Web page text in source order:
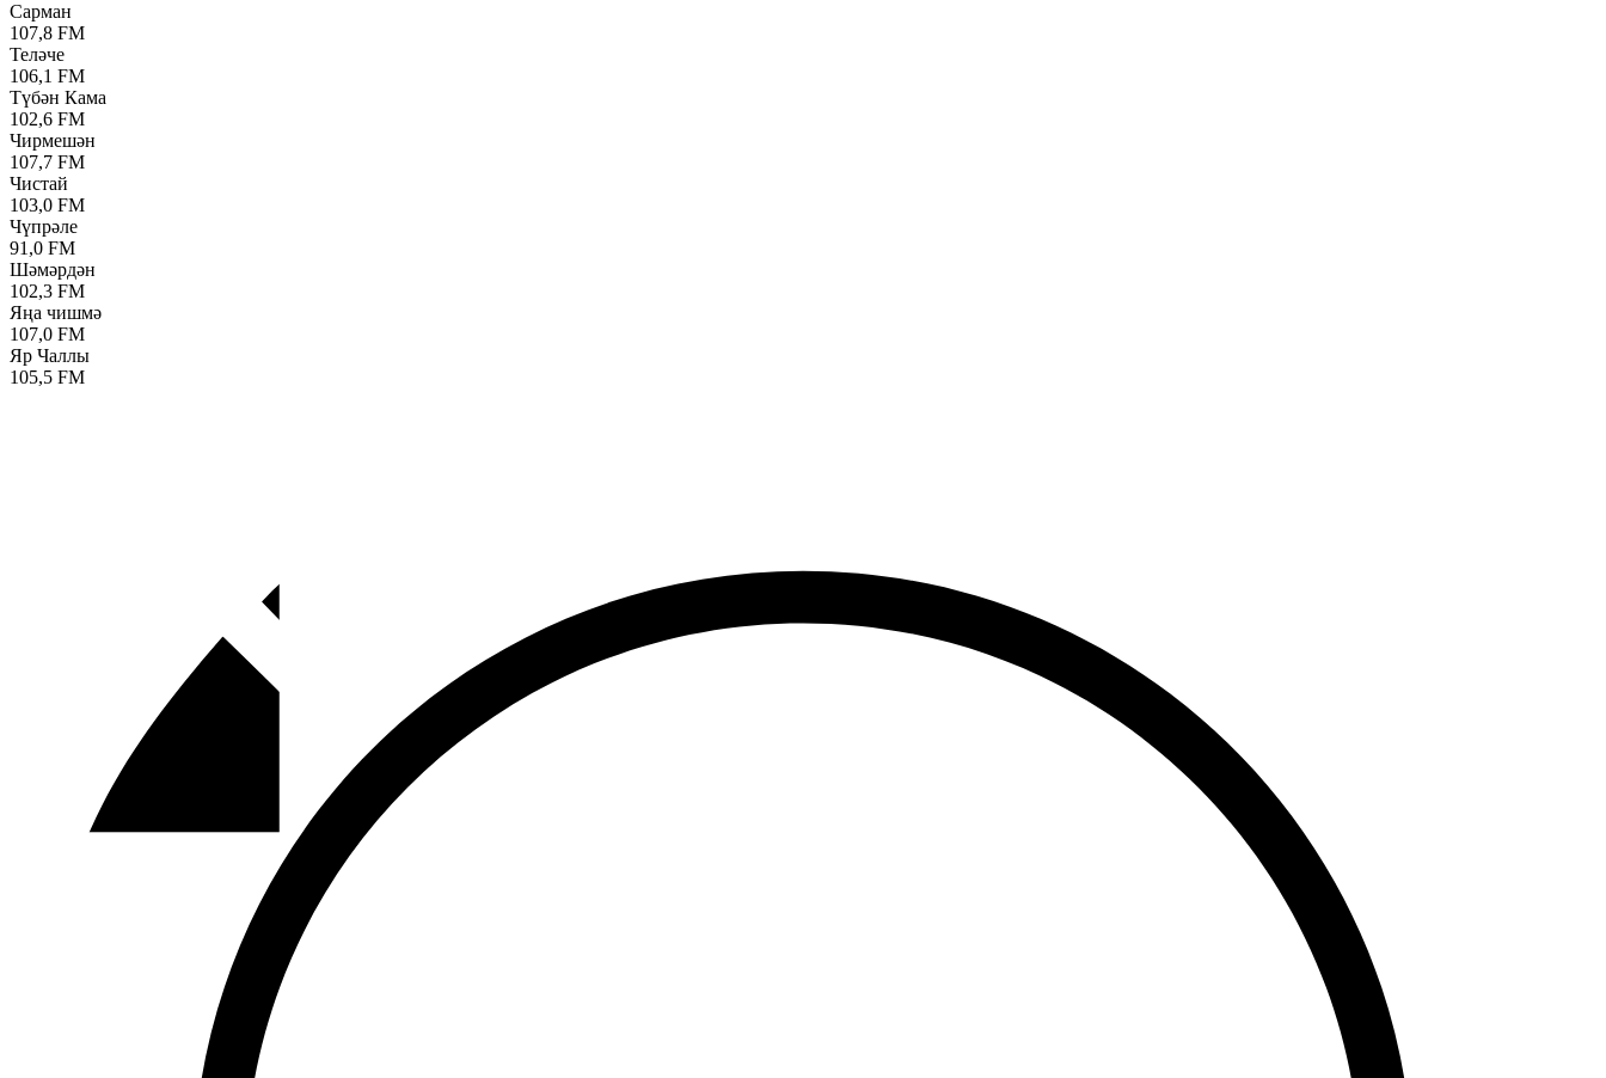
Сарман
107,8 FM
Теләче
106,1 FM
Түбән Кама
102,6 FM
Чирмешән
107,7 FM
Чистай
103,0 FM
Чүпрәле
91,0 FM
Шәмәрдән
102,3 FM
Яңа чишмә
107,0 FM
Яр Чаллы
105,5 FM